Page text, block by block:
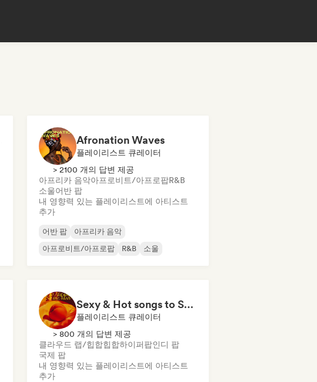
Afronation Waves
플레이리스트 큐레이터
> 2100 개의 답변 제공
아프리카 음악아프로비트/아프로팝R&B
소울어반 팝
내 영향력 있는 플레이리스트에 아티스트
추가
어반 팝
아프리카 음악
아프로비트/아프로팝
R&B 소울
Sexy & Hot songs to Set the Mood 🥀 🥵
플레이리스트 큐레이터
> 800 개의 답변 제공
클라우드 랩/힙합힙합하이퍼팝인디 팝
국제 팝
내 영향력 있는 플레이리스트에 아티스트
추가